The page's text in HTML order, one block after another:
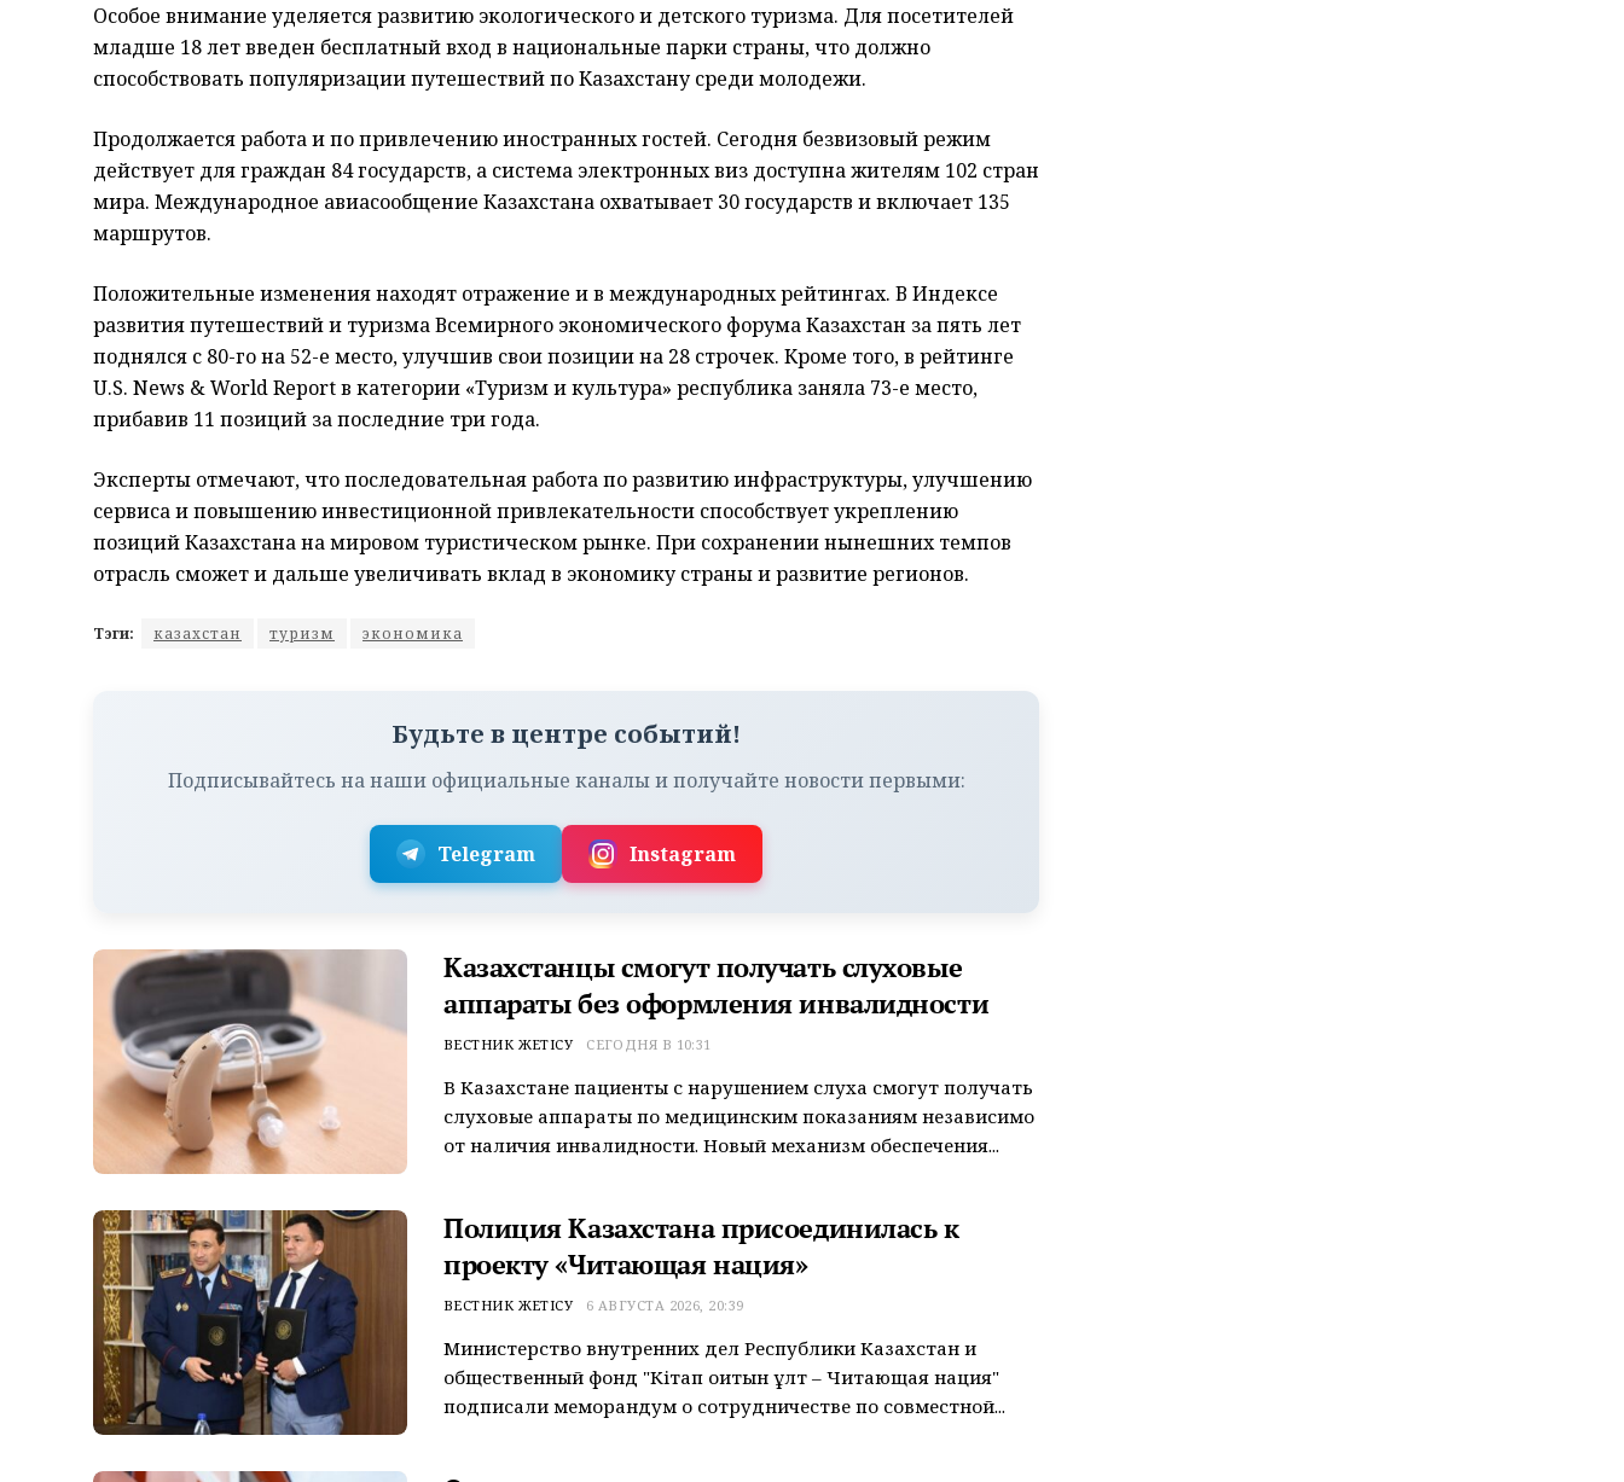
Особое внимание уделяется развитию экологического и детского туризма. Для посетителей
младше 18 лет введен бесплатный вход в национальные парки страны, что должно
способствовать популяризации путешествий по Казахстану среди молодежи.
Продолжается работа и по привлечению иностранных гостей. Сегодня безвизовый режим
действует для граждан 84 государств, а система электронных виз доступна жителям 102 стран
мира. Международное авиасообщение Казахстана охватывает 30 государств и включает 135
маршрутов.
Положительные изменения находят отражение и в международных рейтингах. В Индексе
развития путешествий и туризма Всемирного экономического форума Казахстан за пять лет
поднялся с 80-го на 52-е место, улучшив свои позиции на 28 строчек. Кроме того, в рейтинге
U.S. News & World Report в категории «Туризм и культура» республика заняла 73-е место,
прибавив 11 позиций за последние три года.
Эксперты отмечают, что последовательная работа по развитию инфраструктуры, улучшению
сервиса и повышению инвестиционной привлекательности способствует укреплению
позиций Казахстана на мировом туристическом рынке. При сохранении нынешних темпов
отрасль сможет и дальше увеличивать вклад в экономику страны и развитие регионов.
Тэги: казахстан туризм экономика
Будьте в центре событий!
Подписывайтесь на наши официальные каналы и получайте новости первыми:
Telegram Instagram
Казахстанцы смогут получать слуховые
аппараты без оформления инвалидности
ВЕСТНИК ЖЕТІСУ СЕГОДНЯ В 10:31
В Казахстане пациенты с нарушением слуха смогут получать
слуховые аппараты по медицинским показаниям независимо
от наличия инвалидности. Новый механизм обеспечения...
Полиция Казахстана присоединилась к
проекту «Читающая нация»
ВЕСТНИК ЖЕТІСУ 6 АВГУСТА 2026, 20:39
Министерство внутренних дел Республики Казахстан и
общественный фонд "Кітап оқитын ұлт – Читающая нация"
подписали меморандум о сотрудничестве по совместной...